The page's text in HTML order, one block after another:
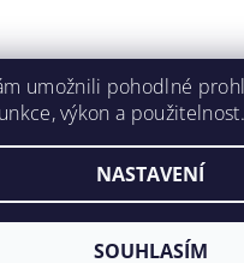
umožnili pohodlné
výkon a
NASTAVENÍ
SOUHLASÍM